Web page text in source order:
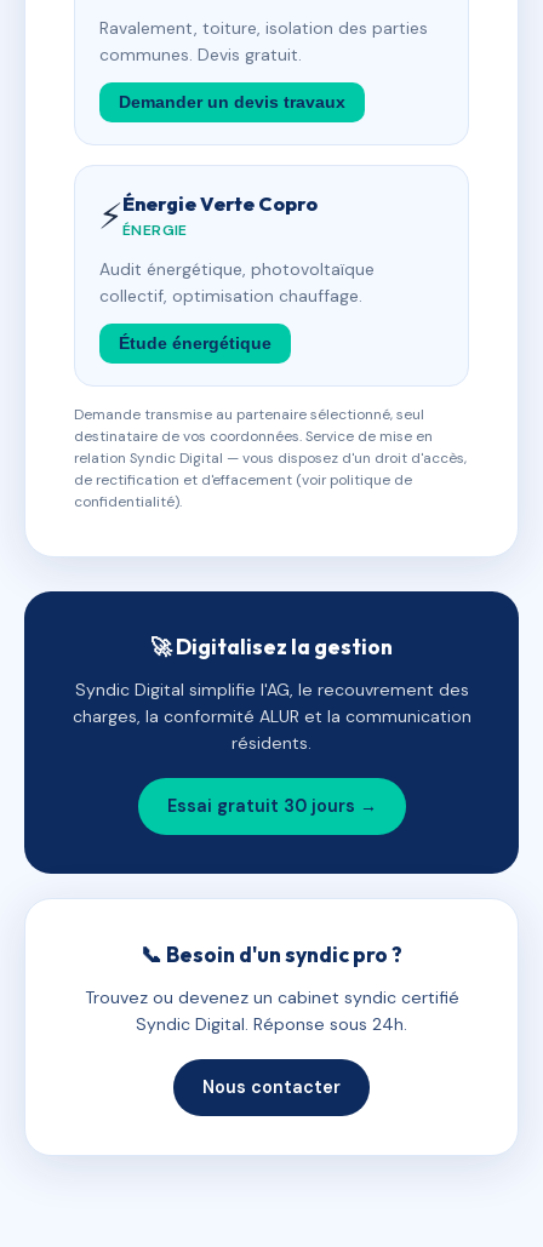
Ravalement, toiture, isolation des parties
communes. Devis gratuit.
Demander un devis travaux
⚡Énergie Verte Copro
ÉNERGIE
Audit énergétique, photovoltaïque
collectif, optimisation chauffage.
Étude énergétique
Demande transmise au partenaire sélectionné, seul
destinataire de vos coordonnées. Service de mise en
relation Syndic Digital — vous disposez d'un droit d'accès,
de rectification et d'effacement (voir politique de
confidentialité).
🚀 Digitalisez la gestion
Syndic Digital simplifie l'AG, le recouvrement des
charges, la conformité ALUR et la communication
résidents.
Essai gratuit 30 jours →
📞 Besoin d'un syndic pro ?
Trouvez ou devenez un cabinet syndic certifié
Syndic Digital. Réponse sous 24h.
Nous contacter